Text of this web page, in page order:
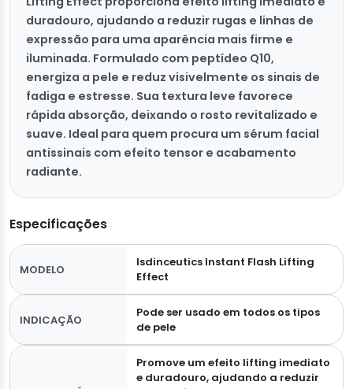
duradouro, ajudando a reduzir rugas e linhas de
expressão para uma aparência mais firme e
iluminada. Formulado com peptídeo Q10,
energiza a pele e reduz visivelmente os sinais de
fadiga e estresse. Sua textura leve favorece
rápida absorção, deixando o rosto revitalizado e
suave. Ideal para quem procura um sérum facial
antissinais com efeito tensor e acabamento
radiante.
Especificações
MODELO
Isdinceutics Instant Flash Lifting
Effect
INDICAÇÃO
Pode ser usado em todos os tipos
de pele
Promove um efeito lifting imediato
e duradouro, ajudando a reduzir